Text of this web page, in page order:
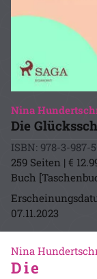
Nina
Die
ISBN: 978-3-987-
259 Seiten | €
Buch
07.11.2023
Nina
Die